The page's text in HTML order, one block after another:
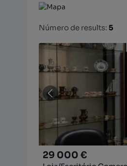
Número de results: 5
29 000 €